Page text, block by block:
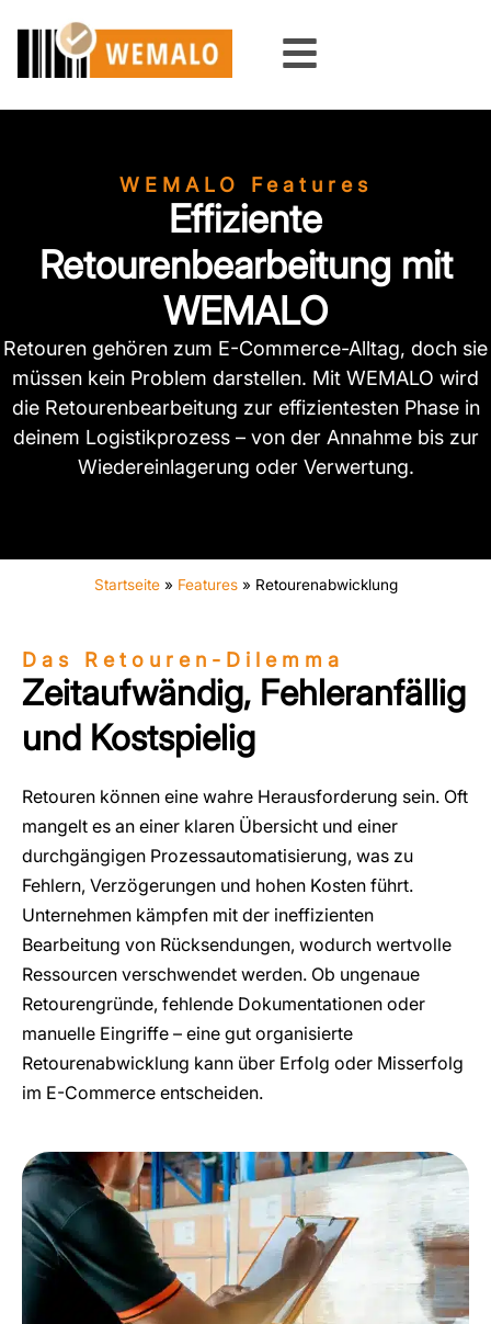
springen
WEMALO Features
Effiziente
Retourenbearbeitung mit
WEMALO
Retouren gehören zum E-Commerce-Alltag, doch sie
müssen kein Problem darstellen. Mit WEMALO wird
die Retourenbearbeitung zur effizientesten Phase in
deinem Logistikprozess – von der Annahme bis zur
Wiedereinlagerung oder Verwertung.
Startseite» Features» Retourenabwicklung
Das Retouren-Dilemma
Zeitaufwändig, Fehleranfällig
und Kostspielig
Retouren können eine wahre Herausforderung sein. Oft
mangelt es an einer klaren Übersicht und einer
durchgängigen Prozessautomatisierung, was zu
Fehlern, Verzögerungen und hohen Kosten führt.
Unternehmen kämpfen mit der ineffizienten
Bearbeitung von Rücksendungen, wodurch wertvolle
Ressourcen verschwendet werden. Ob ungenaue
Retourengründe, fehlende Dokumentationen oder
manuelle Eingriffe – eine gut organisierte
Retourenabwicklung kann über Erfolg oder Misserfolg
im E-Commerce entscheiden.